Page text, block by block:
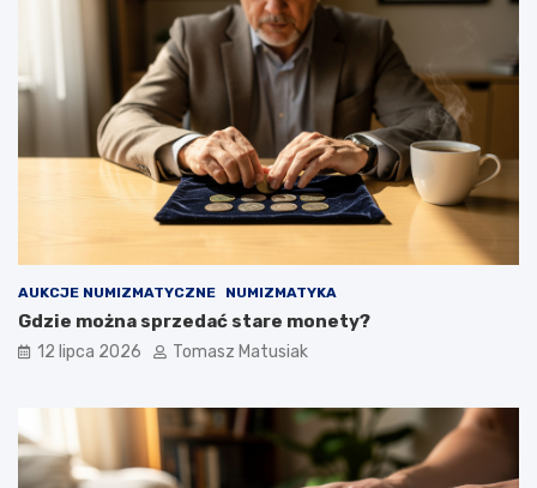
AUKCJE NUMIZMATYCZNE NUMIZMATYKA
Gdzie można sprzedać stare monety?
12 lipca 2026 Tomasz Matusiak